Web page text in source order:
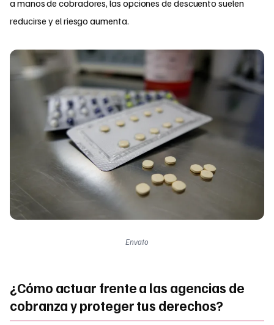
a manos de cobradores, las opciones de descuento suelen
reducirse y el riesgo aumenta.
Envato
¿Cómo actuar frente a las agencias de
cobranza y proteger tus derechos?